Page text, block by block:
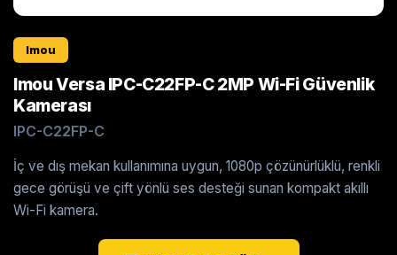
Imou
Imou Versa IPC-C22FP-C 2MP Wi-Fi Güvenlik
Kamerası
IPC-C22FP-C
İç ve dış mekan kullanımına uygun, 1080p çözünürlüklü, renkli
gece görüşü ve çift yönlü ses desteği sunan kompakt akıllı
Wi-Fi kamera.